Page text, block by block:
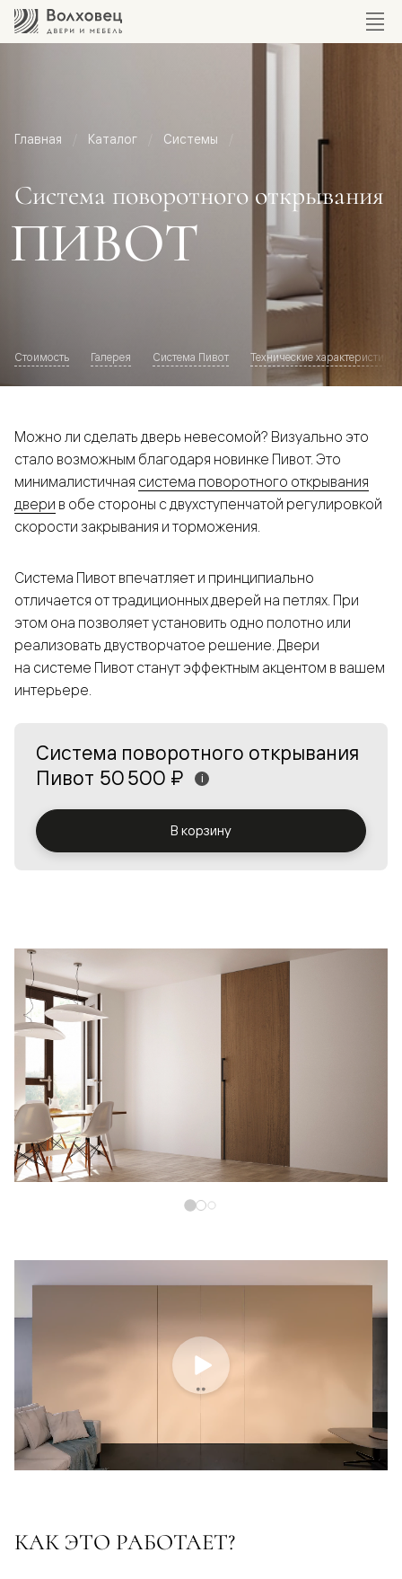
Главная Каталог Системы
Система поворотного открывания
ПИВОТ
Стоимость Галерея Система Пивот Технические характеристики
Можно ли сделать дверь невесомой? Визуально это
стало возможным благодаря новинке Пивот. Это
минималистичная система поворотного открывания
двери в обе стороны c двухступенчатой регулировкой
скорости закрывания и торможения.
Система Пивот впечатляет и принципиально
отличается от традиционных дверей на петлях. При
этом она позволяет установить одно полотно или
реализовать двустворчатое решение. Двери
на системе Пивот станут эффектным акцентом в вашем
интерьере.
Система поворотного открывания
Пивот 50 500 ₽ i
В корзину
КАК ЭТО РАБОТАЕТ?